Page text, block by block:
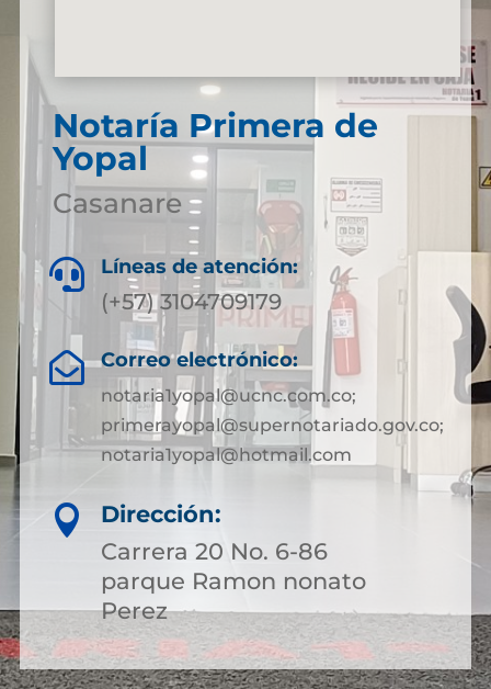
Notaría Primera de
Yopal
Casanare
 Líneas de atención:
(+57) 3104709179
 Correo electrónico:
notaria1yopal@ucnc.com.co;
primerayopal@supernotariado.gov.co;
notaria1yopal@hotmail.com

Dirección:
Carrera 20 No. 6-86
parque Ramon nonato
Perez